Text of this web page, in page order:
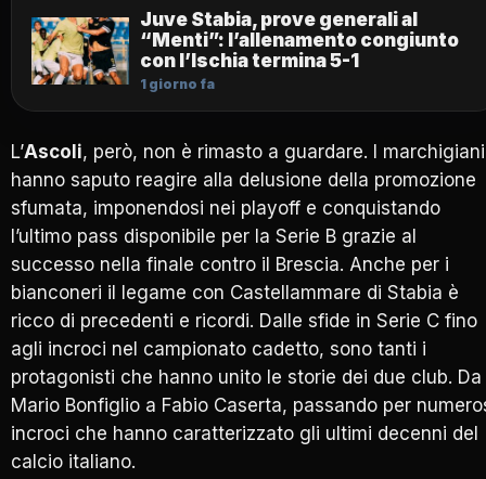
Juve Stabia, prove generali al
“Menti”: l’allenamento congiunto
con l’Ischia termina 5-1
1 giorno fa
L’Ascoli, però, non è rimasto a guardare. I marchigiani
hanno saputo reagire alla delusione della promozione
sfumata, imponendosi nei playoff e conquistando
l’ultimo pass disponibile per la Serie B grazie al
successo nella finale contro il Brescia. Anche per i
bianconeri il legame con Castellammare di Stabia è
ricco di precedenti e ricordi. Dalle sfide in Serie C fino
agli incroci nel campionato cadetto, sono tanti i
protagonisti che hanno unito le storie dei due club. Da
Mario Bonfiglio a Fabio Caserta, passando per
incroci che hanno caratterizzato gli ultimi decenni del
calcio italiano.